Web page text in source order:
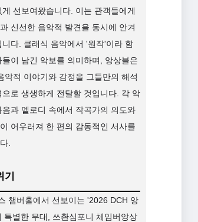
선보여왔습니다. 이는 관객들에게
신선한 음악적 발견을 동시에 안겨
니다. 클래식 음악에서 '원작'이라 함
이 남긴 악보를 의미하며, 앙상블은
악적 이야기와 감정을 그들만의 해석
로 생생하게 전달할 것입니다. 각 악
과 멜로디 속에서 작곡가의 의도와
어우러져 한 편의 감동적인 서사를
.
기
챔버홀에서 선보이는 '2026 DCH 앙
특별한 무대, 쓰촨심포니 체임버앙상